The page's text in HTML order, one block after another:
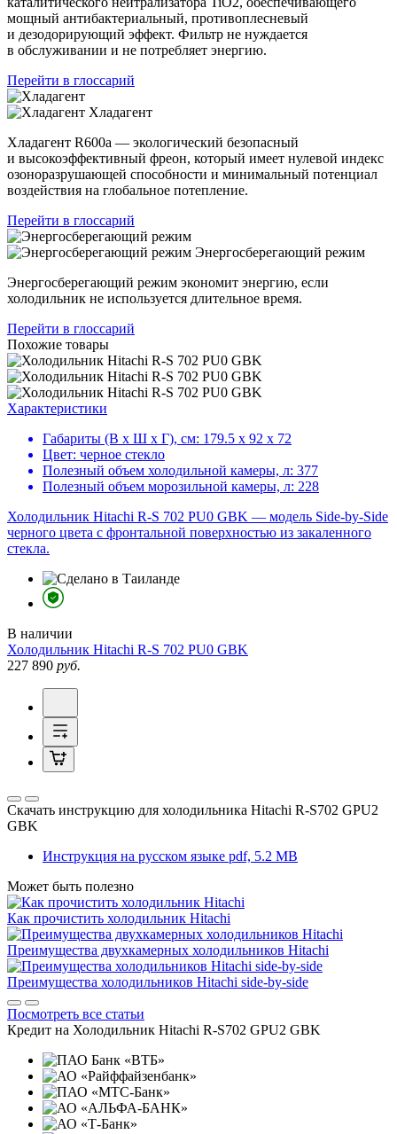
мощный антибактериальный, противоплесневый
и дезодорирующий эффект. Фильтр не нуждается
в обслуживании и не потребляет энергию.
Перейти в глоссарий
Хладагент
Хладагент R600a — экологический безопасный
и высокоэффективный фреон, который имеет нулевой индекс
озоноразрушающей способности и минимальный потенциал
воздействия на глобальное потепление.
Перейти в глоссарий
Энергосберегающий режим
Энергосберегающий режим экономит энергию, если
холодильник не используется длительное время.
Перейти в глоссарий
Похожие товары
Характеристики
Габариты (В х Ш х Г), см: 179.5 х 92 х 72
Цвет: черное стекло
Полезный объем холодильной камеры, л: 377
Полезный объем морозильной камеры, л: 228
Холодильник Hitachi R-S 702 PU0 GBK — модель Side-by-Side
черного цвета c фронтальной поверхностью из закаленного
стекла.
В наличии
Холодильник Hitachi R-S 702 PU0 GBK
227 890 руб.
Скачать инструкцию для холодильника Hitachi R-S702 GPU2
GBK
Инструкция на русском языке pdf, 5.2 MB
Может быть полезно
Как прочистить холодильник Hitachi
Преимущества двухкамерных холодильников Hitachi
Преимущества холодильников Hitachi side-by-side
Посмотреть все статьи
Кредит на Холодильник Hitachi R-S702 GPU2 GBK